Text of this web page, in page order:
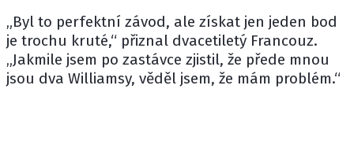
„Byl to perfektní závod, ale získat jen jeden bod
je trochu kruté,“ přiznal dvacetiletý Francouz.
„Jakmile jsem po zastávce zjistil, že přede mnou
jsou dva Williamsy, věděl jsem, že mám problém.“